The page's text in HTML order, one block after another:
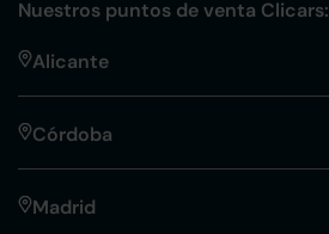
Nuestros puntos de venta Clicars:
Alicante
Córdoba
Madrid